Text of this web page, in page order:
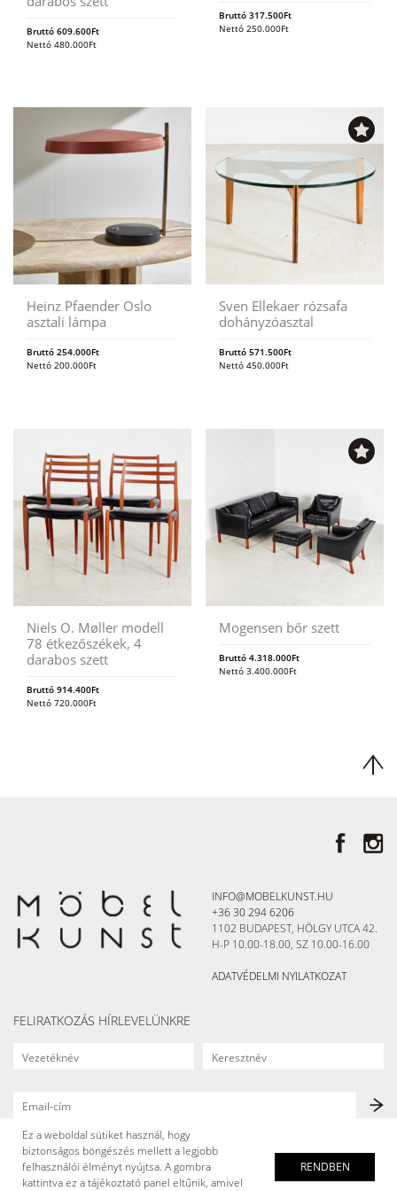
Bruttó 609.600Ft
Nettó 480.000Ft
Bruttó317.500Ft
Nettó250.000Ft
Heinz Pfaender Oslo
asztali lámpa
Bruttó 254.000Ft
Nettó 200.000Ft
Sven Ellekaer rózsafa
dohányzóasztal
Bruttó571.500Ft
Nettó450.000Ft
Niels O. Møller modell
78 étkezőszékek, 4
darabos szett
Bruttó 914.400Ft
Nettó 720.000Ft
Mogensen bőr szett
Bruttó4.318.000Ft
Nettó3.400.000Ft
INFO@MOBELKUNST.HU
+36 30 294 6206
1102 BUDAPEST, HÖLGY UTCA 42.
H-P 10.00-18.00, SZ 10.00-16.00
ADATVÉDELMI NYILATKOZAT
FELIRATKOZÁS HÍRLEVELÜNKRE
Ez a weboldal sütiket használ, hogy
biztonságos böngészés mellett a legjobb
felhasználói élményt nyújtsa. A gombra
kattintva ez a tájékoztató panel eltűnik, amivel
RENDBEN